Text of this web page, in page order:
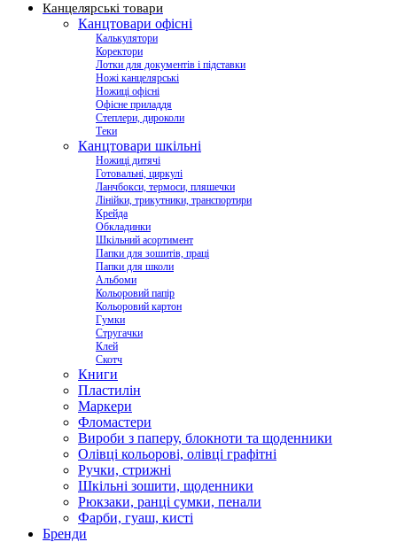
Канцелярські товари
Канцтовари офісні
Калькулятори
Коректори
Лотки для документів і підставки
Ножі канцелярські
Ножиці офісні
Офісне приладдя
Степлери, дироколи
Теки
Канцтовари шкільні
Ножиці дитячі
Готовальні, циркулі
Ланчбокси, термоси, пляшечки
Лінійки, трикутники, транспортири
Крейда
Обкладинки
Шкільний асортимент
Папки для зошитів, праці
Папки для школи
Альбоми
Кольоровий папір
Кольоровий картон
Гумки
Стругачки
Клей
Скотч
Книги
Пластилін
Маркери
Фломастери
Вироби з паперу, блокноти та щоденники
Олівці кольорові, олівці графітні
Ручки, стрижні
Шкільні зошити, щоденники
Рюкзаки, ранці сумки, пенали
Фарби, гуаш, кисті
Бренди